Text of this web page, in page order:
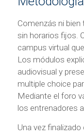
Comenzás ni bien
sin horarios fijos.
campus virtual
Los módulos
audiovisual y
multiple choice
Mediante el foro
los entrenadores
Una vez